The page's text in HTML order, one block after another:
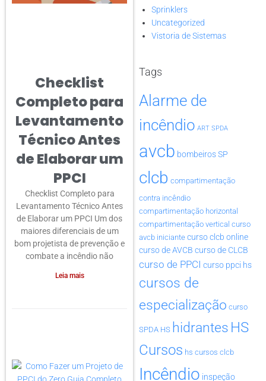
Checklist
Completo para
Levantamento
Técnico Antes
de Elaborar um
PPCI
Checklist Completo para
Levantamento Técnico Antes
de Elaborar um PPCI Um dos
maiores diferenciais de um
bom projetista de prevenção e
combate a incêndio não
Leia mais
Sprinklers
Uncategorized
Vistoria de Sistemas
Tags
Alarme de
incêndio ART SPDA
avcb bombeiros SP
clcb compartimentação
contra incêndio
compartimentação horizontal
compartimentação vertical curso
avcb iniciante curso clcb online
curso de AVCB curso de CLCB
curso de PPCI curso ppci hs
cursos de
especialização curso
SPDA HS hidrantes HS
Cursos hs cursos clcb
Incêndio inspeção